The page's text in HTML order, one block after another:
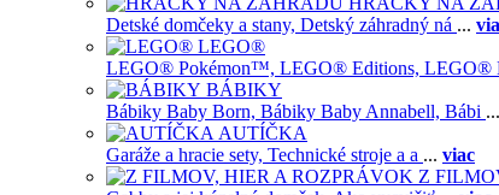
Detské domčeky a stany, Detský záhradný ná ...
LEGO®
LEGO® Pokémon™, LEGO® Editions, LEGO®
BÁBIKY
Bábiky Baby Born, Bábiky Baby Annabell, Bábi ...
AUTÍČKA
Garáže a hracie sety, Technické stroje a a ... viac
Z